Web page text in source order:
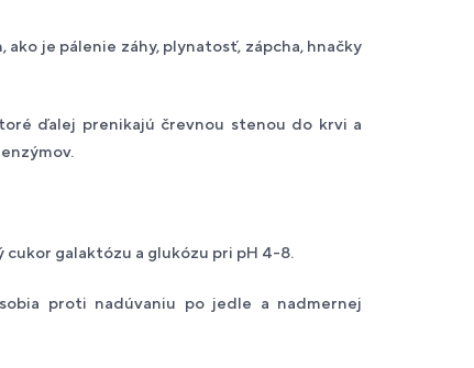
je pálenie záhy, plynatosť, zápcha, hnačky
ďalej prenikajú črevnou stenou do krvi a
galaktózu a glukózu pri pH 4-8.
proti nadúvaniu po jedle a nadmernej